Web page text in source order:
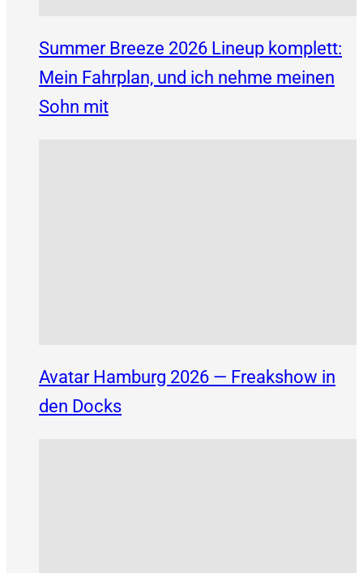
Summer Breeze 2026 Lineup komplett:
Mein Fahrplan, und ich nehme meinen
Sohn mit
Avatar Hamburg 2026 — Freakshow in
den Docks